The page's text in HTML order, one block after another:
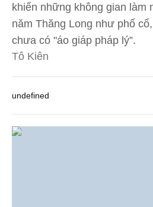
khiến những không gian làm
năm Thăng Long như phố
chưa có "áo giáp pháp lý”.
Tô Kiên
undefined